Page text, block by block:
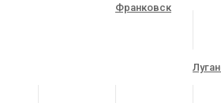
Франковск